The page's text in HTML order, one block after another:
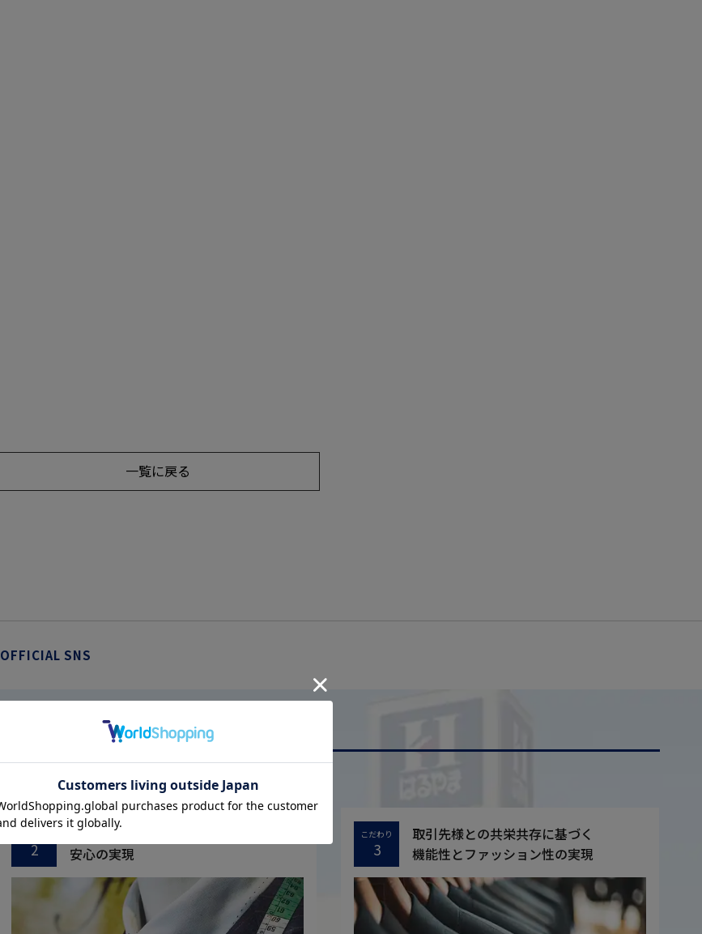
一覧に戻る
OFFICIAL SNS
はるやまについて
ABOUT US
2
厳しい品質管理体制に基づく
安心の実現
こだわり
3
取引先様との共栄共存に基づく
機能性とファッション性の実現